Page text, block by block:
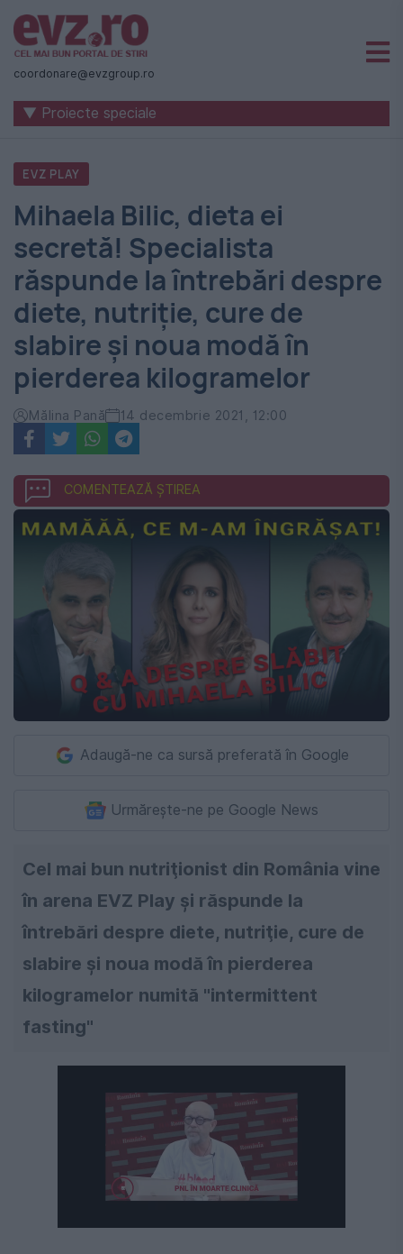
Știri
naționale
internaționale
România
-
Evenimentul
Zilei
coordonare@evzgroup.ro
▼ Proiecte speciale
EVZ PLAY
Mihaela Bilic, dieta ei
secretă! Specialista
răspunde la întrebări despre
diete, nutriţie, cure de
slabire şi noua modă în
pierderea kilogramelor
Mălina Pană 14 decembrie 2021, 12:00
COMENTEAZĂ ȘTIREA
Adaugă-ne ca sursă preferată în Google
Urmărește-ne pe Google News
Cel mai bun nutriţionist din România vine
în arena EVZ Play şi răspunde la
întrebări despre diete, nutriţie, cure de
slabire şi noua modă în pierderea
kilogramelor numită "intermittent
fasting"